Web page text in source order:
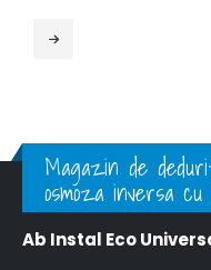
Magazin de
osmoza inversa cu
Ab Instal Eco